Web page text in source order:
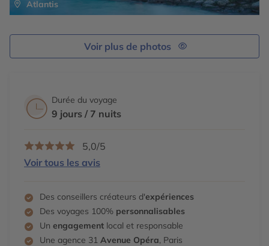
Atlantis
Voir plus de photos
Durée du voyage
9 jours / 7 nuits
5,0/5
Voir tous les avis
Des conseillers créateurs d'expériences
Des voyages 100% personnalisables
Un engagement local et responsable
Une agence 31 Avenue Opéra, Paris